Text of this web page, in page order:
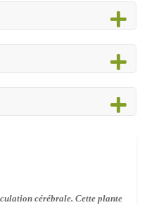
cérébrale. Cette plante